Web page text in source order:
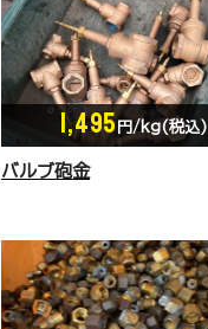
1,495円/kg(税込)
バルブ砲金